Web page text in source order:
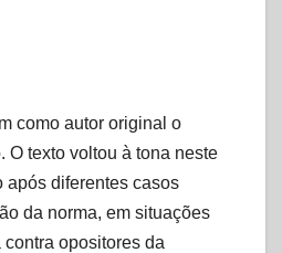
como autor original o
O texto voltou à tona neste
após diferentes casos
da norma, em situações
opositores da